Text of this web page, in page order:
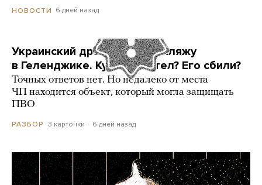
НОВОСТИ 6 дней назад
Украинский дрон попал по пляжу
в Геленджике. Куда он летел? Его сбили?
Точных ответов нет. Но недалеко от места
ЧП находится объект, который могла защищать
ПВО
РАЗБОР 3 карточки 6 дней назад